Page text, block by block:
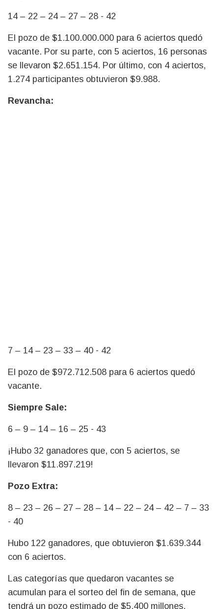
14 – 22 – 24 – 27 – 28 - 42
El pozo de $1.100.000.000 para 6 aciertos quedó
vacante. Por su parte, con 5 aciertos, 16 personas
se llevaron $2.651.154. Por último, con 4 aciertos,
1.274 participantes obtuvieron $9.988.
Revancha:
7 – 14 – 23 – 33 – 40 - 42
El pozo de $972.712.508 para 6 aciertos quedó
vacante.
Siempre Sale:
6 – 9 – 14 – 16 – 25 - 43
¡Hubo 32 ganadores que, con 5 aciertos, se
llevaron $11.897.219!
Pozo Extra:
8 – 23 – 26 – 27 – 28 – 14 – 22 – 24 – 42 – 7 – 33
- 40
Hubo 122 ganadores, que obtuvieron $1.639.344
con 6 aciertos.
Las categorías que quedaron vacantes se
acumulan para el sorteo del fin de semana, que
tendrá un pozo estimado de $5.400 millones.